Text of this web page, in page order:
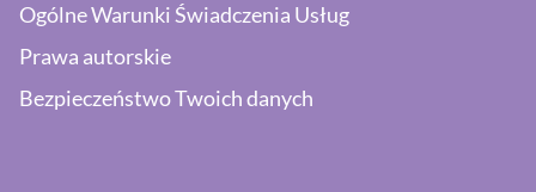
Ogólne Warunki Świadczenia Usług
Prawa autorskie
Bezpieczeństwo Twoich danych